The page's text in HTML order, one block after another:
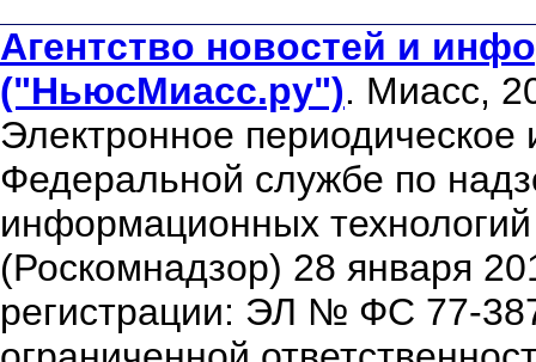
Агентство новостей и
("НьюсМиасс.ру"). Миасс,
Электронное периодическое
Федеральной службе по
информационных
(Роскомнадзор) 28 января
регистрации: ЭЛ № ФС 77-